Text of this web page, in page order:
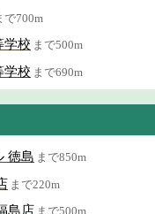
で700m
学校 まで500m
学校 まで690m
徳島 まで850m
まで220m
島店 まで500m